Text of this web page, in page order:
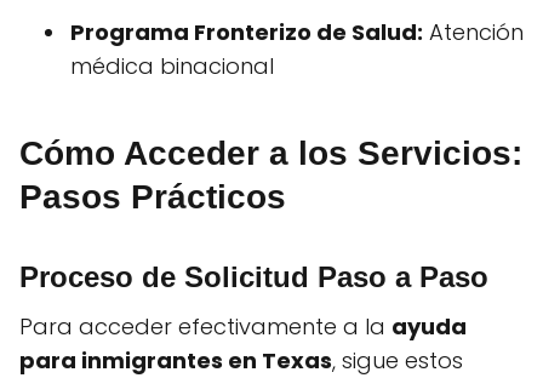
Programa Fronterizo de Salud: Atención
médica binacional
Cómo Acceder a los Servicios:
Pasos Prácticos
Proceso de Solicitud Paso a Paso
Para acceder efectivamente a la ayuda
para inmigrantes en Texas, sigue estos